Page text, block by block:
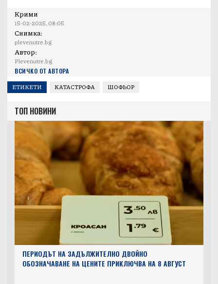
Крими
15-02-2025, 08:05
Снимка:
plevenutre.bg
Автор:
Plevenutre.bg
ВСИЧКО ОТ АВТОРА
ЕТИКЕТИ КАТАСТРОФА ШОФЬОР
ТОП НОВИНИ
ПЕРИОДЪТ НА ЗАДЪЛЖИТЕЛНО ДВОЙНО
ОБОЗНАЧАВАНЕ НА ЦЕНИТЕ ПРИКЛЮЧВА НА 8 АВГУСТ